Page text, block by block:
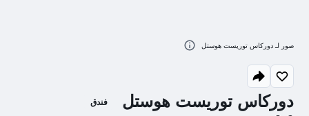
دوركاس توريست هوستل فندق
صور لـ دوركاس توريست هوستل